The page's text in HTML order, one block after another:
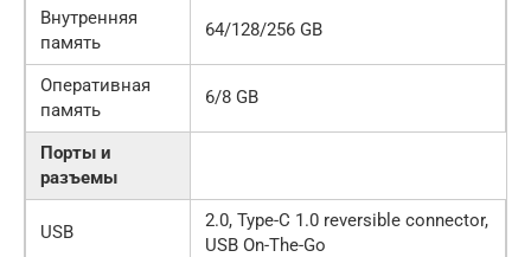
Внутренняя
память
64/128/256 GB
Оперативная
память
6/8 GB
Порты и
разъемы
USB
2.0, Type-C 1.0 reversible connector,
USB On-The-Go